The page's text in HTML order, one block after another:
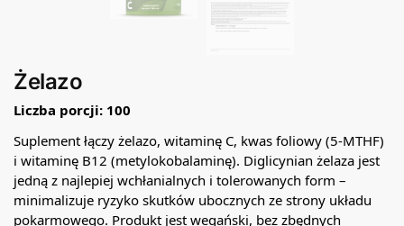
Żelazo
Liczba porcji: 100
Suplement łączy żelazo, witaminę C, kwas foliowy (5-MTHF)
i witaminę B12 (metylokobalaminę). Diglicynian żelaza jest
jedną z najlepiej wchłanialnych i tolerowanych form –
minimalizuje ryzyko skutków ubocznych ze strony układu
pokarmowego. Produkt jest wegański, bez zbędnych